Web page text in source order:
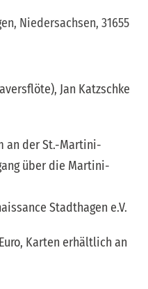
Niedersachsen, 31655
Jan Katzschke
an der St.-Martini-
über die Martini-
Stadthagen e.V.
Karten erhältlich an